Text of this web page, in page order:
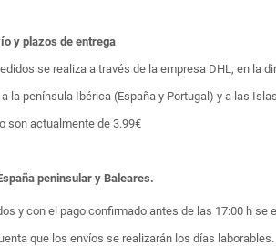
y plazos de entrega
se realiza a través de la empresa DHL, en la
la península Ibérica (España y Portugal) y a las
son actualmente de 3.99€
peninsular y Baleares.
y con el pago confirmado antes de las 17:00 h
que los envíos se realizarán los días laborables.